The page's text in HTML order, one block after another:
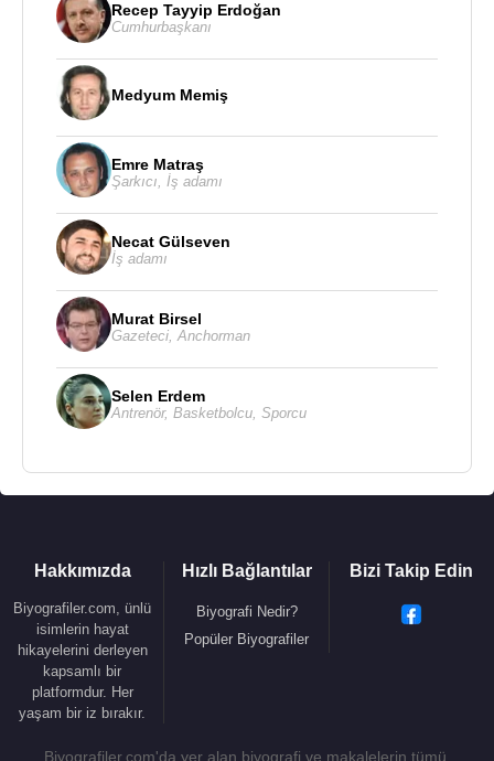
Recep Tayyip Erdoğan
Cumhurbaşkanı
Medyum Memiş
Emre Matraş
Şarkıcı İş adamı
Necat Gülseven
İş adamı
Murat Birsel
Gazeteci Anchorman
Selen Erdem
Antrenör, Basketbolcu Sporcu
Hakkımızda
Biyografiler.com, ünlü
isimlerin hayat
hikayelerini derleyen
kapsamlı bir
platformdur. Her
yaşam bir iz bırakır.
Hızlı Bağlantılar
Biyografi Nedir?
Popüler Biyografiler
Bizi Takip Edin
Biyografiler.com'da yer alan biyografi ve makalelerin tümü,